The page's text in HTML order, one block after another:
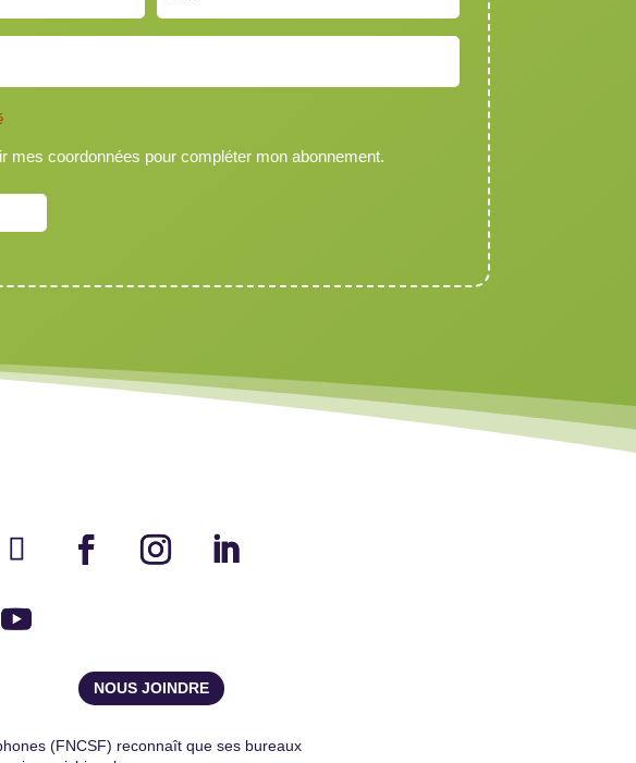
Nom
mes coordonnées pour compléter mon abonnement.
NOUS JOINDRE
(FNCSF) reconnaît que ses bureaux